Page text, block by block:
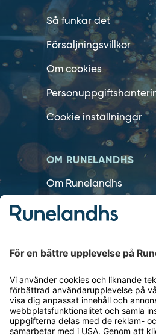
Så funkar det
Försäljningsvillkor
Om cookies
Cookie inställningar
OM RUNELANDHS
Om Runelandhs
Köpvillkor
Lediga jobb
Kvalitets- och
Läsvärt